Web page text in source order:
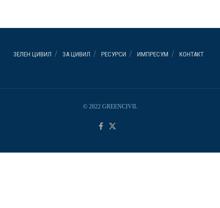
ЗЕЛЕН ЦИВИЛ ЗА ЦИВИЛ РЕСУРСИ ИМПРЕСУМ КОНТАКТ
© 2022 GREENCIVIL